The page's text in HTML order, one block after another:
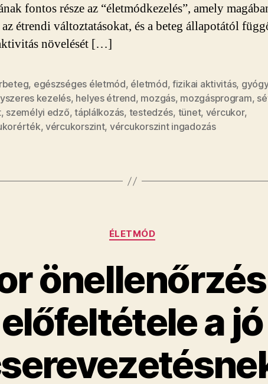
fontos része az “életmódkezelés”, amely
étrendi változtatásokat, és a beteg állapotától
növelését […]
, egészséges életmód, életmód, fizikai aktivitás,
kezelés, helyes étrend, mozgás, mozgásprogram,
, személyi edző,táplálkozás, testedzés, tünet, vércukor,
, vércukorszint, vércukorszint ingadozás
Kategóriák
ÉLETMÓD
előfeltétele a jó